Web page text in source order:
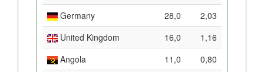
Germany
28,0
2,03
United Kingdom
16,0
1,16
Angola
11,0
0,80